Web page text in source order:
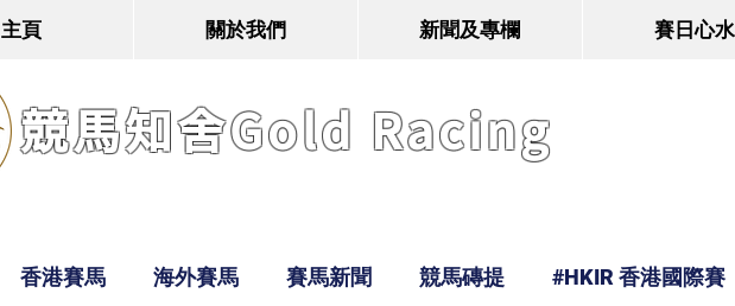
主頁 關於我們 新聞及專欄 賽日心水
競馬知舍Gold Racing
香港賽馬 海外賽馬 賽馬新聞 競馬磚提 #HKIR 香港國際賽